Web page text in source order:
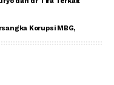
Korupsi MBG,